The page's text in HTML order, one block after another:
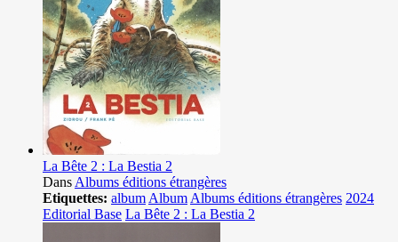
La Bête 2 : La Bestia 2
Dans Albums éditions étrangères
Etiquettes: album Album Albums éditions étrangères 2024
Editorial Base La Bête 2 : La Bestia 2